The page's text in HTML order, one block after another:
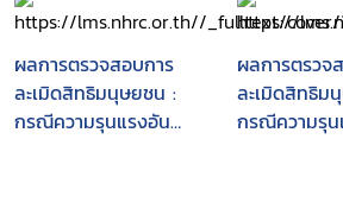
ผลการตรวจสอบการ
ละเมิดสิทธิมนุษยชน :
กรณีความรุนแรงอัน
ผลการตรวจ
ละเมิดสิทธิม
กรณีความรุน